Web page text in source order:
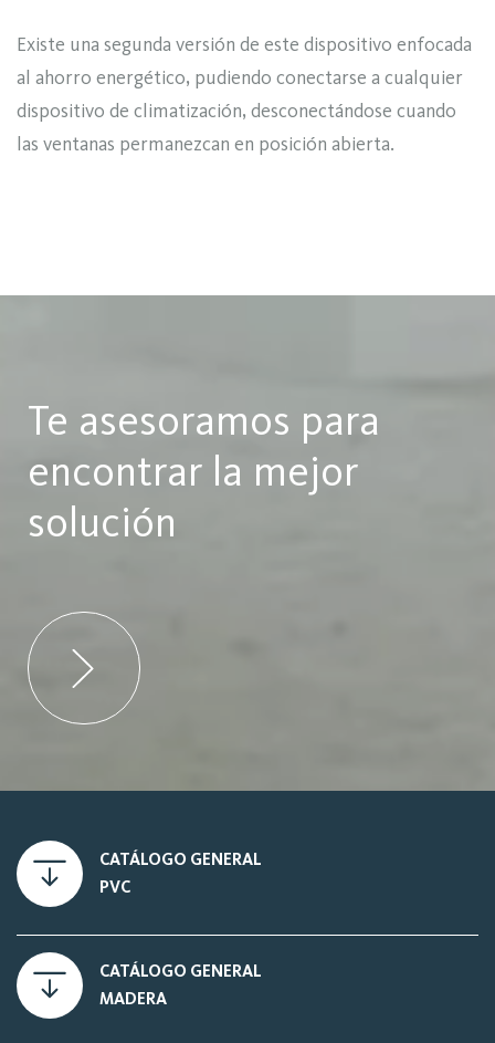
Existe una segunda versión de este dispositivo enfocada
al ahorro energético, pudiendo conectarse a cualquier
dispositivo de climatización, desconectándose cuando
las ventanas permanezcan en posición abierta.
Te asesoramos para
encontrar la mejor
solución
CATÁLOGO GENERAL
PVC
CATÁLOGO GENERAL
MADERA